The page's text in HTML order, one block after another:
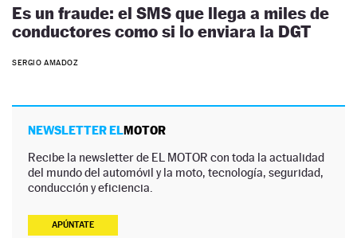
Es un fraude: el SMS que llega a miles de
conductores como si lo enviara la DGT
SERGIO AMADOZ
NEWSLETTER ELMOTOR
Recibe la newsletter de EL MOTOR con toda la actualidad
del mundo del automóvil y la moto, tecnología, seguridad,
conducción y eficiencia.
APÚNTATE